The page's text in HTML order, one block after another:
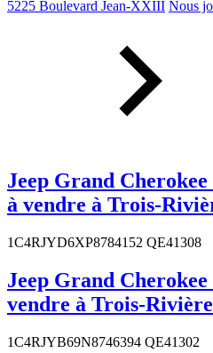
5225 Boulevard Jean-XXIII Nous
Jeep Grand
à vendre à Trois-
1C4RJYD6XP8784152 QE41308
Jeep Grand Cherokee
vendre à Trois-
1C4RJYB69N8746394 QE41302